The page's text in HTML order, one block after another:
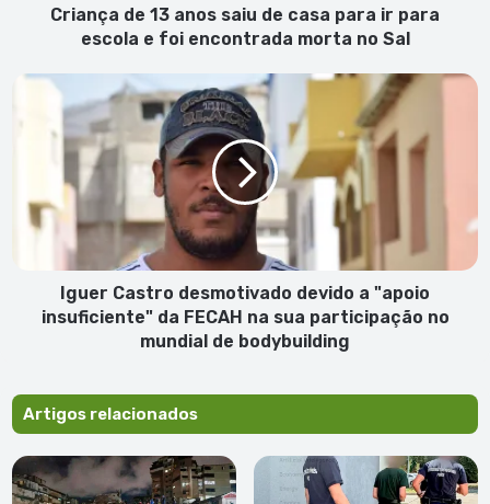
foi
encontrada
Criança de 13 anos saiu de casa para ir para
escola e foi encontrada morta no Sal
Iguer
desmotivado
"apoio
insuficiente"
FECAH
de
bodybuilding
Iguer Castro desmotivado devido a "apoio
insuficiente" da FECAH na sua participação no
mundial de bodybuilding
Artigos relacionados